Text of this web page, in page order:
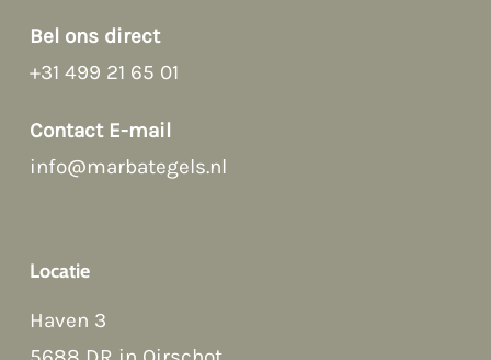
Bel ons direct
+31 499 21 65 01
Contact E-mail
info@marbategels.nl
Locatie
Haven 3
Afspraak maken